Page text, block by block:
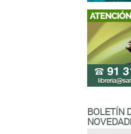
BOLETÍN